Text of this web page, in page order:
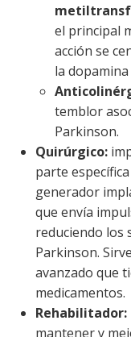
el principal
acción se
la
temblor
Parkinson.
Quirúrgico:
parte
generador
que envía
reduciendo los
Parkinson.
avanzado que
medicamentos.
Rehabilitador:
mantener y